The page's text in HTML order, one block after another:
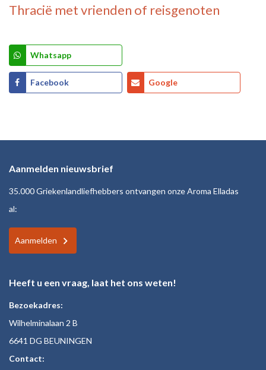
Thracië met vrienden of reisgenoten
Whatsapp
Facebook Google
Aanmelden nieuwsbrief
35.000 Griekenlandliefhebbers ontvangen onze Aroma Elladas
al:
Aanmelden
Heeft u een vraag, laat het ons weten!
Bezoekadres:
Wilhelminalaan 2 B
6641 DG BEUNINGEN
Contact: